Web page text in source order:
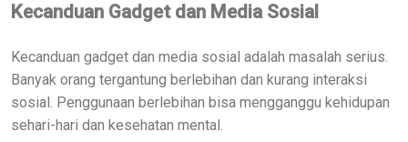
Kecanduan Gadget dan Media Sosial
Kecanduan gadget dan media sosial adalah masalah serius.
Banyak orang tergantung berlebihan dan kurang interaksi
sosial. Penggunaan berlebihan bisa mengganggu kehidupan
sehari-hari dan kesehatan mental.